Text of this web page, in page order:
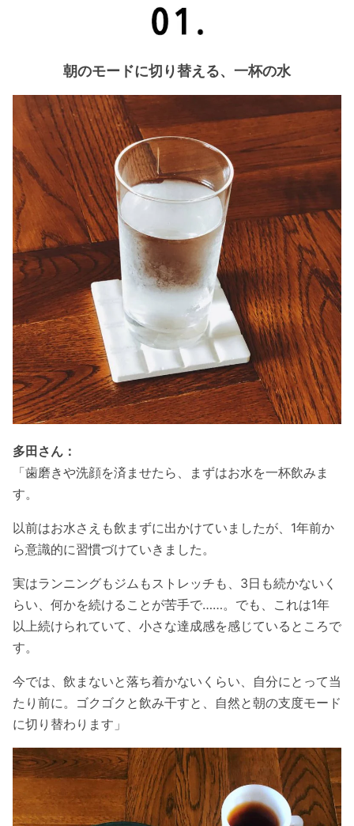
朝のモードに切り替える、一杯の水
多田さん：
「歯磨きや洗顔を済ませたら、まずはお水を一杯飲みま
す。
以前はお水さえも飲まずに出かけていましたが、1年前か
ら意識的に習慣づけていきました。
実はランニングもジムもストレッチも、3日も続かないく
らい、何かを続けることが苦手で……。でも、これは1年
以上続けられていて、小さな達成感を感じているところで
す。
今では、飲まないと落ち着かないくらい、自分にとって当
たり前に。ゴクゴクと飲み干すと、自然と朝の支度モード
に切り替わります」